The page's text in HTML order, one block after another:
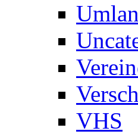
VHS